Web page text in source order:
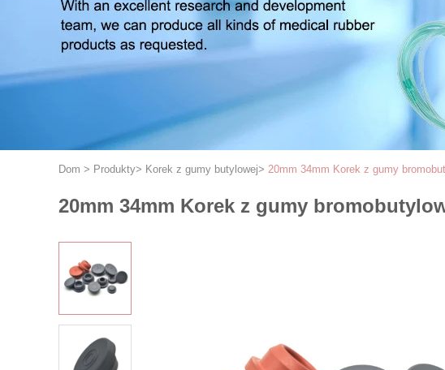
Dom > Produkty> Korek z gumy butylowej> 20mm 34mm Korek z gumy
20mm 34mm Korek z gumy